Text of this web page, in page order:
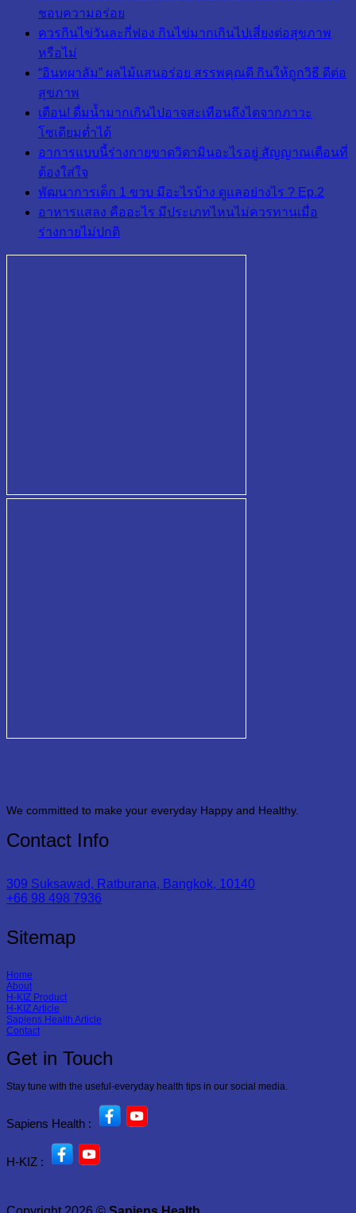
ชอบความอร่อย
ควรกินไข่วันละกี่ฟอง กินไข่มากเกินไปเสี่ยงต่อสุขภาพ
หรือไม่
“อินทผาลัม” ผลไม้แสนอร่อย สรรพคุณดี กินให้ถูกวิธี ดีต่อ
สุขภาพ
เตือน! ดื่มน้ำมากเกินไปอาจสะเทือนถึงไตจากภาวะ
โซเดียมต่ำได้
อาการแบบนี้ร่างกายขาดวิตามินอะไรอยู่ สัญญาณเตือนที่
ต้องใส่ใจ
พัฒนาการเด็ก 1 ขวบ มีอะไรบ้าง ดูแลอย่างไร ? Ep.2
อาหารแสลง คืออะไร มีประเภทไหนไม่ควรทานเมื่อ
ร่างกายไม่ปกติ
We committed to make your everyday Happy and Healthy.
Contact Info
309 Suksawad, Ratburana, Bangkok, 10140
+66 98 498 7936
Sitemap
Home
About
H-KIZ Product
H-KIZ Article
Sapiens Health Article
Contact
Get in Touch
Stay tune with the useful-everyday health tips in our social media.
Sapiens Health :
H-KIZ :